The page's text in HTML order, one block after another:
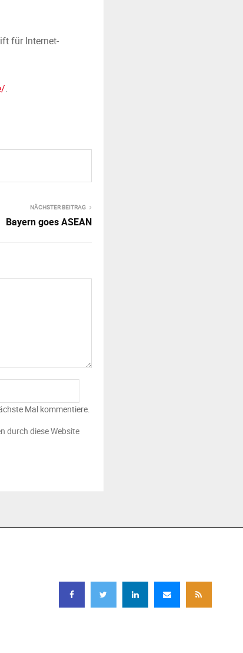
für Internet-
.
NÄCHSTER BEITRAG
Bayern goes ASEAN
Mal kommentiere.
durch diese Website